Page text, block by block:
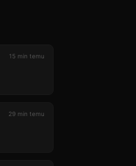
15 min temu
29 min temu